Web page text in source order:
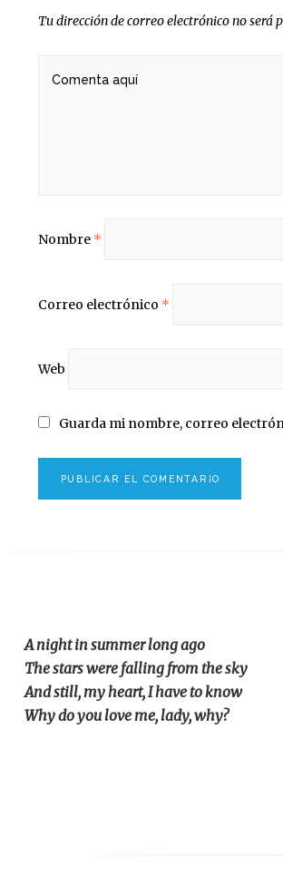
Tu dirección de correo electrónico no será
Nombre *
Correo electrónico *
Web
Guarda mi nombre, correo
A night in summer long ago
The stars were falling from the sky
And still, my heart, I have to know
Why do you love me, lady, why?